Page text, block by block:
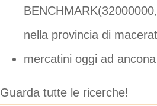
nella provincia di
mercatini oggi ad
Guarda tutte le ricerche!